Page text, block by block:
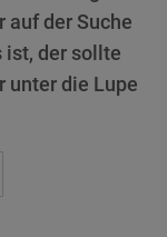
auf der Suche
ist, der sollte
unter die Lupe